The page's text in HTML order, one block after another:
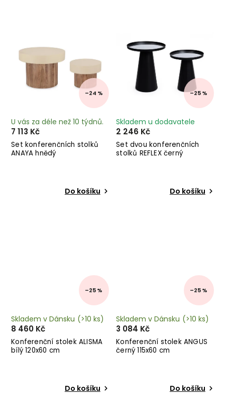
–24 %
Set konferenčních stolků
ANAYA hnědý
U vás za déle než 10 týdnů.
7 113 Kč
Do košíku
–25 %
Set dvou konferenčních
stolků REFLEX černý
Skladem u dodavatele
2 246 Kč
Do košíku
–25 %
Konferenční stolek ALISMA
bílý 120x60 cm
Skladem v Dánsku (>10 ks)
8 460 Kč
Do košíku
–25 %
Konferenční stolek ANGUS
černý 115x60 cm
Skladem v Dánsku (>10 ks)
3 084 Kč
Do košíku